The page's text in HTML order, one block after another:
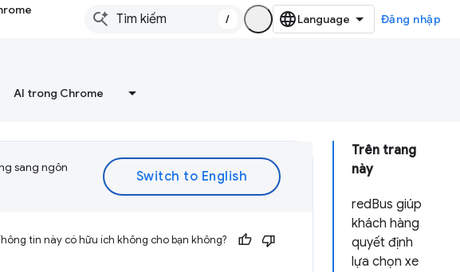
/ Đăng nhập
AI trong Chrome
Trên trang
này
redBus giúp
khách hàng
quyết định
lựa chọn xe
sang ngôn
tin này có hữu ích không cho bạn không?